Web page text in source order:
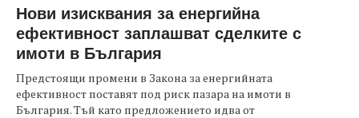
Нови изисквания за енергийна
ефективност заплашват сделките с
имоти в България
Предстоящи промени в Закона за енергийната
ефективност поставят под риск пазара на имоти в
България. Тъй като предложението идва от